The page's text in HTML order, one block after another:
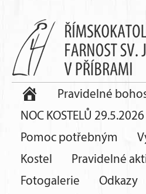
Pravidelné
NOC KOSTELŮ 29.5.2026
Pomoc potřebným
Kostel
Pravidelné
Fotogalerie
Odkazy